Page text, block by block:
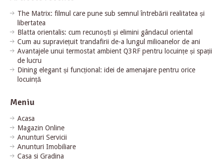
The Matrix: filmul care pune sub semnul întrebării realitatea și
libertatea
Blatta orientalis: cum recunoști și elimini gândacul oriental
Cum au supraviețuit trandafirii de-a lungul milioanelor de ani
Avantajele unui termostat ambient Q3RF pentru locuințe și spații
de lucru
Dining elegant și funcțional: idei de amenajare pentru orice
locuință
Meniu
Acasa
Magazin Online
Anunturi Servicii
Anunturi Imobiliare
Casa si Gradina